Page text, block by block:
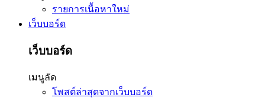
รายการเนื้อหาใหม่
เว็บบอร์ด
เว็บบอร์ด
เมนูลัด
โพสต์ล่าสุดจากเว็บบอร์ด